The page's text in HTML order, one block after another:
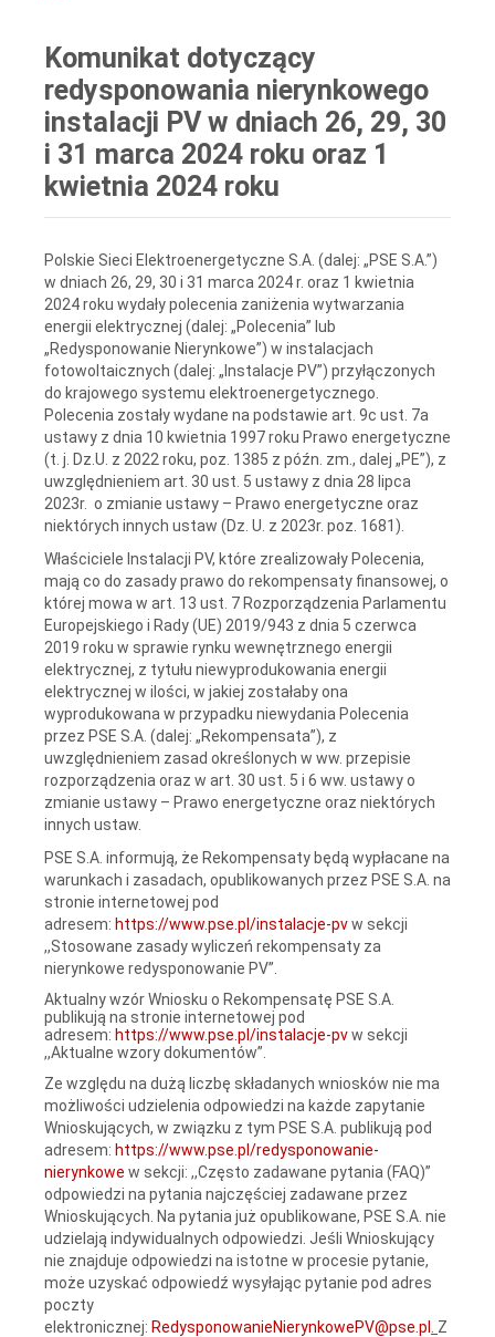
Komunikat dotyczący
redysponowania nierynkowego
instalacji PV w dniach 26, 29, 30
i 31 marca 2024 roku oraz 1
kwietnia 2024 roku
Polskie Sieci Elektroenergetyczne S.A. (dalej: „PSE S.A.”)
w dniach 26, 29, 30 i 31 marca 2024 r. oraz 1 kwietnia
2024 roku wydały polecenia zaniżenia wytwarzania
energii elektrycznej (dalej: „Polecenia” lub
„Redysponowanie Nierynkowe”) w instalacjach
fotowoltaicznych (dalej: „Instalacje PV”) przyłączonych
do krajowego systemu elektroenergetycznego.
Polecenia zostały wydane na podstawie art. 9c ust. 7a
ustawy z dnia 10 kwietnia 1997 roku Prawo energetyczne
(t. j. Dz.U. z 2022 roku, poz. 1385 z późn. zm., dalej „PE”), z
uwzględnieniem art. 30 ust. 5 ustawy z dnia 28 lipca
2023r. o zmianie ustawy – Prawo energetyczne oraz
niektórych innych ustaw (Dz. U. z 2023r. poz. 1681).
Właściciele Instalacji PV, które zrealizowały Polecenia,
mają co do zasady prawo do rekompensaty finansowej, o
której mowa w art. 13 ust. 7 Rozporządzenia Parlamentu
Europejskiego i Rady (UE) 2019/943 z dnia 5 czerwca
2019 roku w sprawie rynku wewnętrznego energii
elektrycznej, z tytułu niewyprodukowania energii
elektrycznej w ilości, w jakiej zostałaby ona
wyprodukowana w przypadku niewydania Polecenia
przez PSE S.A. (dalej: „Rekompensata”), z
uwzględnieniem zasad określonych w ww. przepisie
rozporządzenia oraz w art. 30 ust. 5 i 6 ww. ustawy o
zmianie ustawy – Prawo energetyczne oraz niektórych
innych ustaw.
PSE S.A. informują, że Rekompensaty będą wypłacane na
warunkach i zasadach, opublikowanych przez PSE S.A. na
stronie internetowej pod
adresem: https://www.pse.pl/instalacje-pvw sekcji
,,Stosowane zasady wyliczeń rekompensaty za
nierynkowe redysponowanie PV”.
Aktualny wzór Wniosku o Rekompensatę PSE S.A.
publikują na stronie internetowej pod
adresem: https://www.pse.pl/instalacje-pvw sekcji
,,Aktualne wzory dokumentów”.
Ze względu na dużą liczbę składanych wniosków nie ma
możliwości udzielenia odpowiedzi na każde zapytanie
Wnioskujących, w związku z tym PSE S.A. publikują pod
adresem: https://www.pse.pl/redysponowanie-
nierynkowe w sekcji: ,,Często zadawane pytania (FAQ)”
odpowiedzi na pytania najczęściej zadawane przez
Wnioskujących. Na pytania już opublikowane, PSE S.A. nie
udzielają indywidualnych odpowiedzi. Jeśli Wnioskujący
nie znajduje odpowiedzi na istotne w procesie pytanie,
może uzyskać odpowiedź wysyłając pytanie pod adres
poczty
elektronicznej: RedysponowanieNierynkowePV@pse.pl
Z